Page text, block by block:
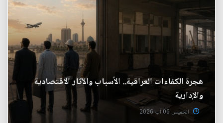
هجرة الكفاءات العراقية.. الأسباب والآثار الاقتصادية
والإدارية
الخميس 06 آب 2026